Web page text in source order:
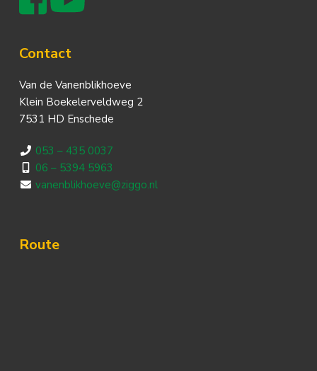
Contact
Van de Vanenblikhoeve
Klein Boekelerveldweg 2
7531 HD Enschede
053 – 435 0037
06 – 5394 5963
vanenblikhoeve@ziggo.nl
Route